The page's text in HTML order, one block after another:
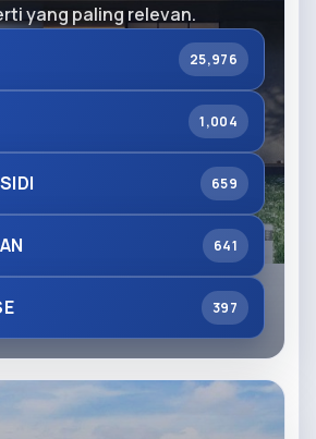
yang paling relevan.
25,976
1,004
659
641
397